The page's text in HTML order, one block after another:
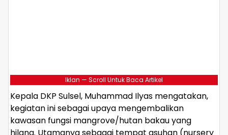
Iklan — Scroll Untuk Baca Artikel
Kepala DKP Sulsel, Muhammad Ilyas mengatakan,
kegiatan ini sebagai upaya mengembalikan
kawasan fungsi mangrove/hutan bakau yang